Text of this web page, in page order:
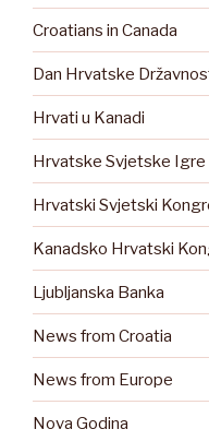
Croatians in Canada
Dan Hrvatske
Hrvati u Kanadi
Hrvatske Svjetske Igre
Hrvatski Svjetski
Kanadsko Hrvatski
Ljubljanska Banka
News from Croatia
News from Europe
Nova Godina